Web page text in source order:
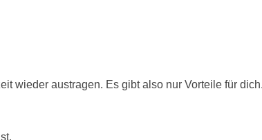
wieder austragen. Es gibt also nur Vorteile für